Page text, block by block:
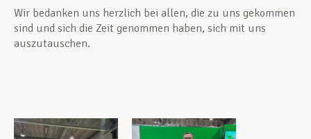
Wir bedanken uns herzlich bei allen, die zu uns gekommen
sind und sich die Zeit genommen haben, sich mit uns
auszutauschen.